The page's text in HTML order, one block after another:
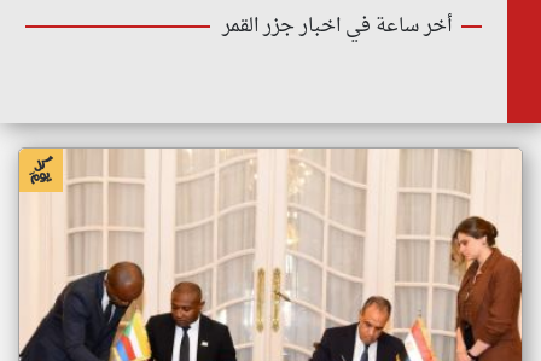
أخر ساعة في اخبار جزر القمر